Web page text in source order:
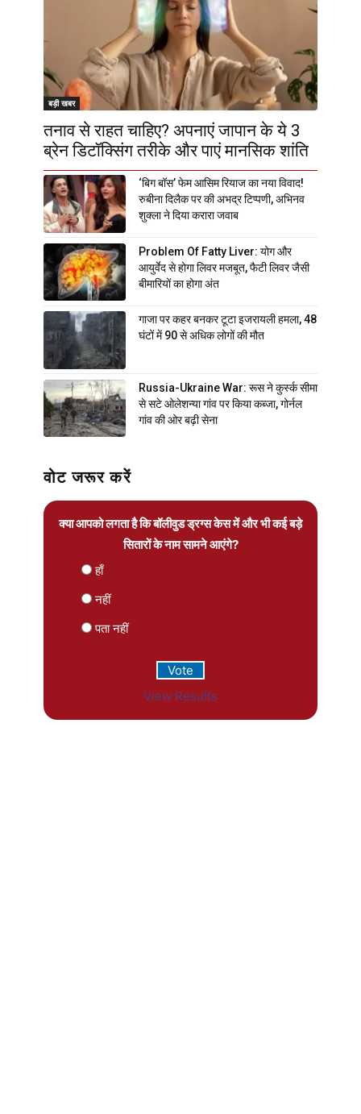
बड़ी खबर
तनाव से राहत चाहिए? अपनाएं जापान के ये 3
ब्रेन डिटॉक्सिंग तरीके और पाएं मानसिक शांति
‘बिग बॉस’ फेम आसिम रियाज का नया विवाद!
रुबीना दिलैक पर की अभद्र टिप्पणी, अभिनव
शुक्ला ने दिया करारा जवाब
Problem Of Fatty Liver: योग और
आयुर्वेद से होगा लिवर मजबूत, फैटी लिवर जैसी
बीमारियों का होगा अंत
गाजा पर कहर बनकर टूटा इजरायली हमला, 48
घंटों में 90 से अधिक लोगों की मौत
Russia-Ukraine War: रूस ने कुर्स्क सीमा
से सटे ओलेशन्या गांव पर किया कब्जा, गोर्नल
गांव की ओर बढ़ी सेना
वोट जरूर करें
क्या आपको लगता है कि बॉलीवुड ड्रग्स केस में और भी कई बड़े
सितारों के नाम सामने आएंगे?
हाँ
नहीं
पता नहीं
View Results